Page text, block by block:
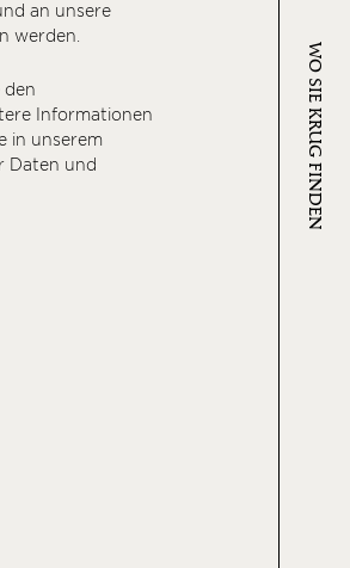
WO SIE KRUG FINDEN
an unsere
werden.
den
Informationen
in unserem
Daten und